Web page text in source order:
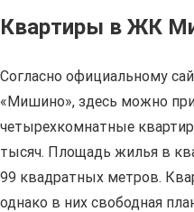
Квартиры в ЖК
Согласно официальному
«Мишино», здесь можно
четырехкомнатные
тысяч. Площадь жилья в
99 квадратных метров.
однако в них свободная